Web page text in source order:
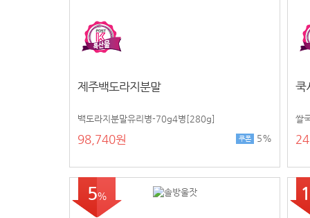
제주백도라지분말
백도라지분말유리병-70g4병[280g]
98,740원 쿠폰 5%
쿡
쌀
5%